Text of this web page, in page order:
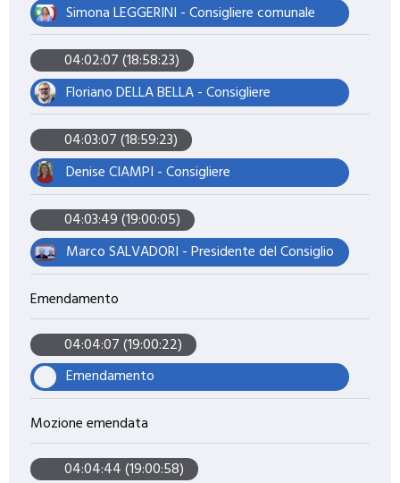
Simona LEGGERINI - Consigliere comunale
04:02:07 (18:58:23)
Floriano DELLA BELLA - Consigliere
04:03:07 (18:59:23)
Denise CIAMPI - Consigliere
04:03:49 (19:00:05)
Marco SALVADORI - Presidente del Consiglio
Emendamento
04:04:07 (19:00:22)
Emendamento
Mozione emendata
04:04:44 (19:00:58)